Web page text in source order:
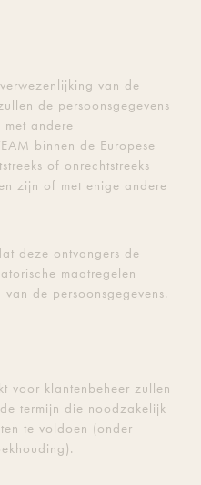
van de
de persoonsgegevens
andere
binnen de Europese
of onrechtstreeks
zijn of met enige andere
deze ontvangers de
maatregelen
de persoonsgegevens.
voor klantenbeheer zullen
termijn die noodzakelijk
te voldoen (onder